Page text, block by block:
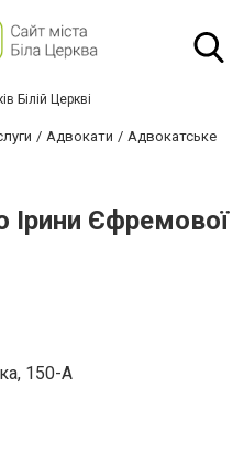
Білій Церкві
Адвокати
Адвокатське
Єфремової
150-А